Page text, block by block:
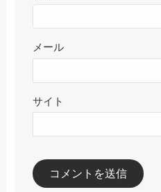
メール
サイト